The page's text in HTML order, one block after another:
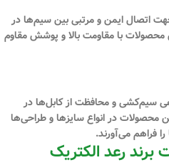
اتصال ایمن و مرتبی بین سیم‌ها در
محصولات با مقاومت بالا و پوشش مقاوم
سیم‌کشی و محافظت از کابل‌ها در
در انواع سایزها و طراحی‌ها
فراهم می‌آورند.
برند رعد الکتریک